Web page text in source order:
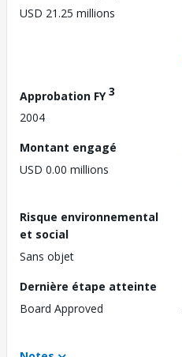
USD 21.25 millions
Approbation FY3
2004
Montant engagé
USD 0.00 millions
Risque environnemental
et social
Sans objet
Dernière étape atteinte
Board Approved